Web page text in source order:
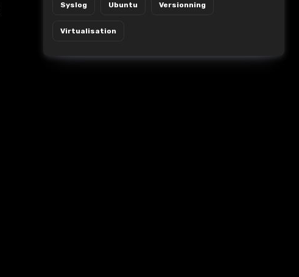
Syslog Ubuntu Versionning
Virtualisation